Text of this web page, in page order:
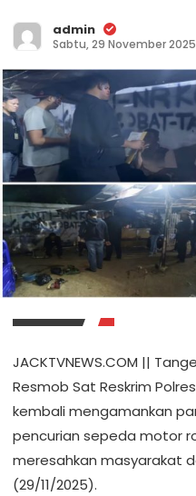
admin
Sabtu, 29 November
JACKTVNEWS.COM ||
Resmob Sat Reskrim
kembali mengamankan
pencurian sepeda motor
meresahkan masyarakat
(29/11/2025).